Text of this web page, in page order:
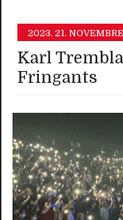
2023. 21. NOVEMBRE
Karl
Fringants